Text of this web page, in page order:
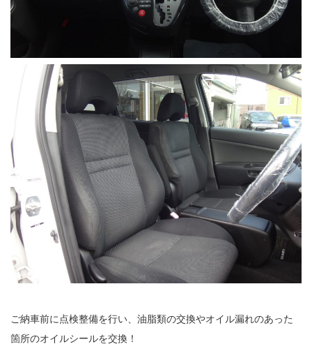
ご納車前に点検整備を行い、油脂類の交換やオイル漏れのあった
箇所のオイルシールを交換！